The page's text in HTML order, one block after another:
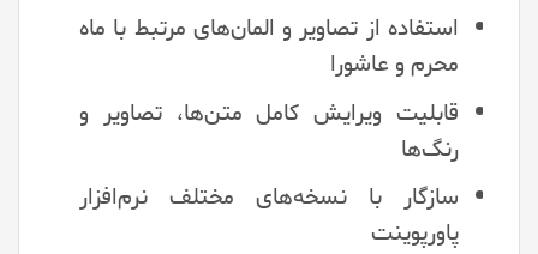
استفاده از تصاویر و المان‌های مرتبط با ماه
محرم و عاشورا
قابلیت ویرایش کامل متن‌ها، تصاویر و
رنگ‌ها
سازگار با نسخه‌های مختلف نرم‌افزار
پاورپوینت